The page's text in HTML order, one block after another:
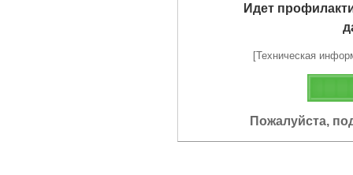
Идет
[Техническая
Пожалуйста,